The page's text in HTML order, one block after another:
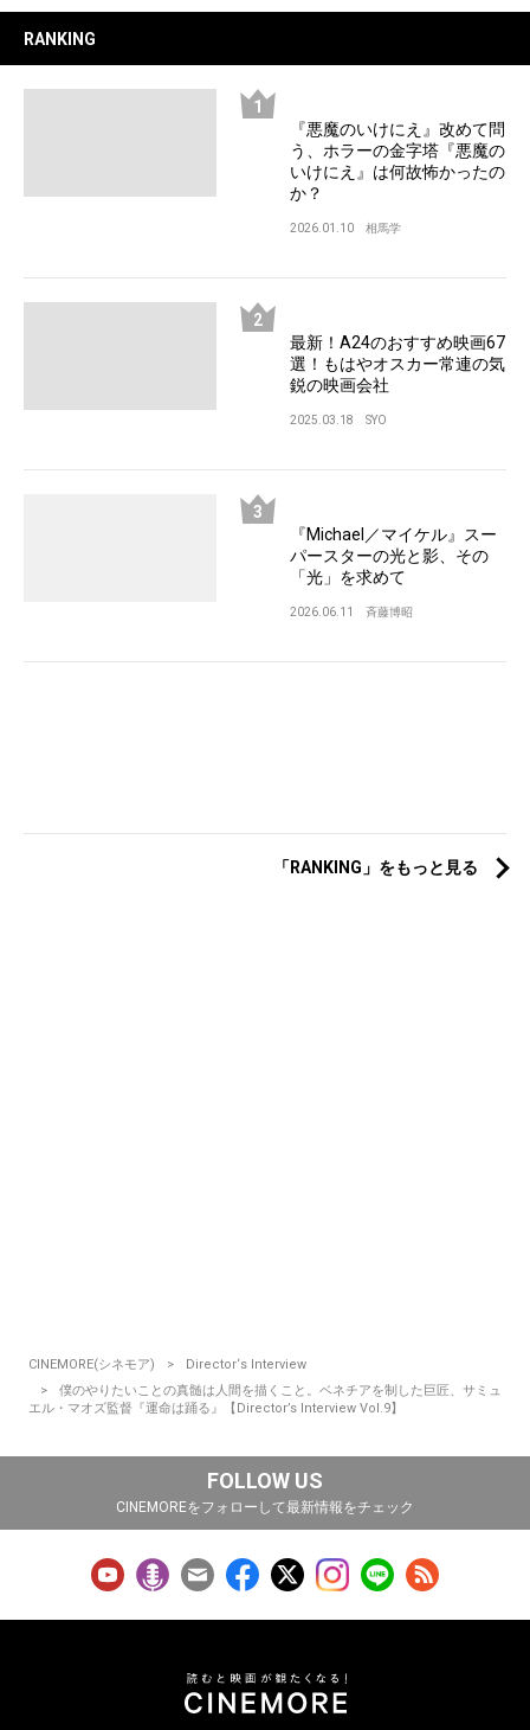
RANKING
『悪魔のいけにえ』改めて問
う、ホラーの金字塔『悪魔の
いけにえ』は何故怖かったの
か？
2026.01.10 相馬学
最新！A24のおすすめ映画67
選！もはやオスカー常連の気
鋭の映画会社
2025.03.18 SYO
『Michael／マイケル』スー
パースターの光と影、その
「光」を求めて
2026.06.11 斉藤博昭
「RANKING」をもっと見る
CINEMORE(シネモア)
Director‘s Interview
僕のやりたいことの真髄は人間を描くこと。ベネチアを制した巨匠、サミュ
エル・マオズ監督『運命は踊る』【Director’s Interview Vol.9】
FOLLOW US
CINEMOREをフォローして最新情報をチェック